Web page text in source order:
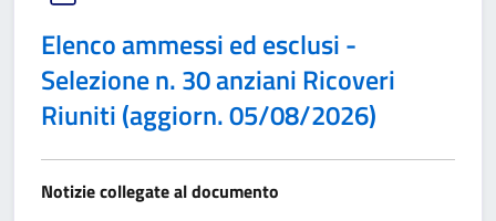
Elenco ammessi ed esclusi -
Selezione n. 30 anziani Ricoveri
Riuniti (aggiorn. 05/08/2026)
Notizie collegate al documento